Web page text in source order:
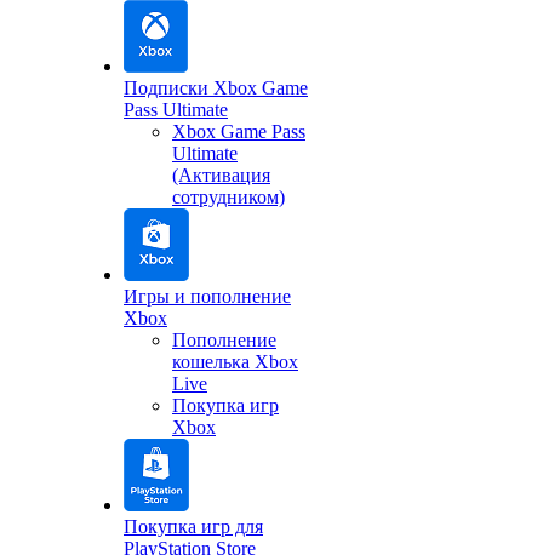
Подписки Xbox Game
Pass Ultimate
Xbox Game Pass
Ultimate
(Активация
сотрудником)
Игры и пополнение
Xbox
Пополнение
кошелька Xbox
Live
Покупка игр
Xbox
Покупка игр для
PlayStation Store